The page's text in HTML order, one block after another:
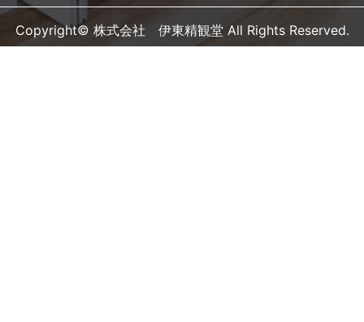
Copyright© 株式会社 伊東精観堂 All Rights Reserved.